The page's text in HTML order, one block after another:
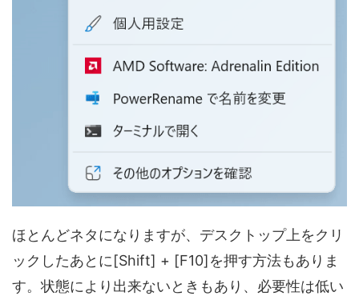
ほとんどネタになりますが、デスクトップ上をクリ
ックしたあとに[Shift] + [F10]を押す方法もありま
す。状態により出来ないときもあり、必要性は低い